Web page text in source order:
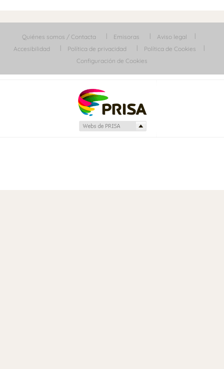
Quiénes somos / Contacta Emisoras
Aviso legal
Accesibilidad
Política de privacidad
Política de Cookies
Configuración de Cookies